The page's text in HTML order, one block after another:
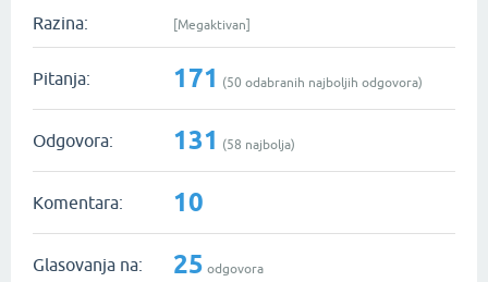
Razina: [Megaktivan]
Pitanja: 171 (50 odabranih najboljih odgovora)
Odgovora: 131 (58 najbolja)
Komentara: 10
Glasovanja na: 25 odgovora